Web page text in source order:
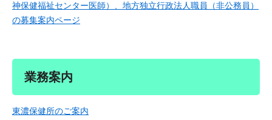
神保健福祉センター医師）、地方独立行政法人職員（非公務員）
の募集案内ページ
業務案内
東濃保健所のご案内